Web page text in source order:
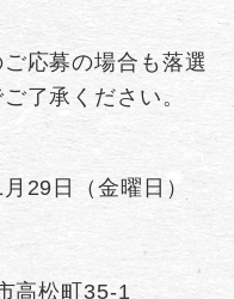
応募の場合も落選
了承ください。
29日（金曜日）
高松町35-1